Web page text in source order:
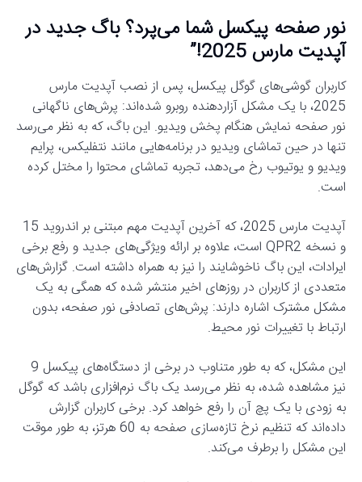
نور صفحه پیکسل شما می‌پرد؟ باگ جدید در
آپدیت مارس 2025!”
کاربران گوشی‌های گوگل پیکسل، پس از نصب آپدیت مارس
2025، با یک مشکل آزاردهنده روبرو شده‌اند: پرش‌های ناگهانی
نور صفحه نمایش هنگام پخش ویدیو. این باگ، که به نظر می‌رسد
تنها در حین تماشای ویدیو در برنامه‌هایی مانند نتفلیکس، پرایم
ویدیو و یوتیوب رخ می‌دهد، تجربه تماشای محتوا را مختل کرده
است.
آپدیت مارس 2025، که آخرین آپدیت مهم مبتنی بر اندروید 15
و نسخه QPR2 است، علاوه بر ارائه ویژگی‌های جدید و رفع برخی
ایرادات، این باگ ناخوشایند را نیز به همراه داشته است. گزارش‌های
متعددی از کاربران در روزهای اخیر منتشر شده که همگی به یک
مشکل مشترک اشاره دارند: پرش‌های تصادفی نور صفحه، بدون
ارتباط با تغییرات نور محیط.
این مشکل، که به طور متناوب در برخی از دستگاه‌های پیکسل 9
نیز مشاهده شده، به نظر می‌رسد یک باگ نرم‌افزاری باشد که گوگل
به زودی با یک پچ آن را رفع خواهد کرد. برخی کاربران گزارش
داده‌اند که تنظیم نرخ تازه‌سازی صفحه به 60 هرتز، به طور موقت
این مشکل را برطرف می‌کند.